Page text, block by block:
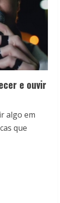
e ouvir
algo em
que